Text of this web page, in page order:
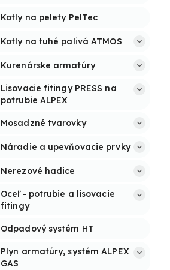
Kotly na pelety PelTec
Kotly na tuhé palivá ATMOS
Kurenárske armatúry
Lisovacie fitingy PRESS na
potrubie ALPEX
Mosadzné tvarovky
Náradie a upevňovacie prvky
Nerezové hadice
Oceľ - potrubie a lisovacie
fitingy
Odpadový systém HT
Plyn armatúry, systém ALPEX
GAS